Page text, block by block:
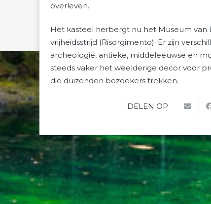
overleven.
Het kasteel herbergt nu het Museum van
vrijheidsstrijd (Risorgimento). Er zijn
archeologie, antieke, middeleeuwse en
steeds vaker het weelderige decor voor
die duizenden bezoekers trekken.
DELEN OP